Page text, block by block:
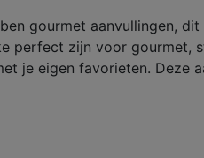
gourmet aanvullingen,
perfect zijn voor gourmet,
je eigen favorieten. Deze